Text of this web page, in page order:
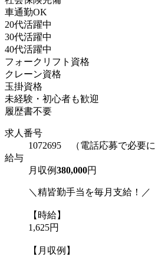
車通勤OK
20代活躍中
30代活躍中
40代活躍中
フォークリフト資格
クレーン資格
玉掛資格
未経験・初心者も歓迎
履歴書不要
求人番号
1072695 （電話応募で必要に
給与
月収例380,000円
＼精皆勤手当を毎月支給！／
【時給】
1,625円
【月収例】